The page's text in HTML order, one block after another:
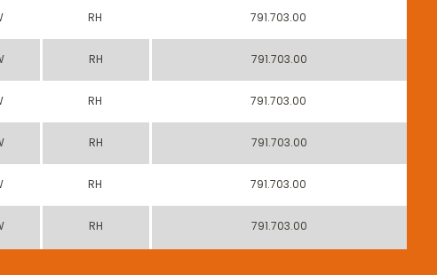
RH 791.703.00
RH 791.703.00
RH 791.703.00
RH 791.703.00
RH 791.703.00
RH 791.703.00